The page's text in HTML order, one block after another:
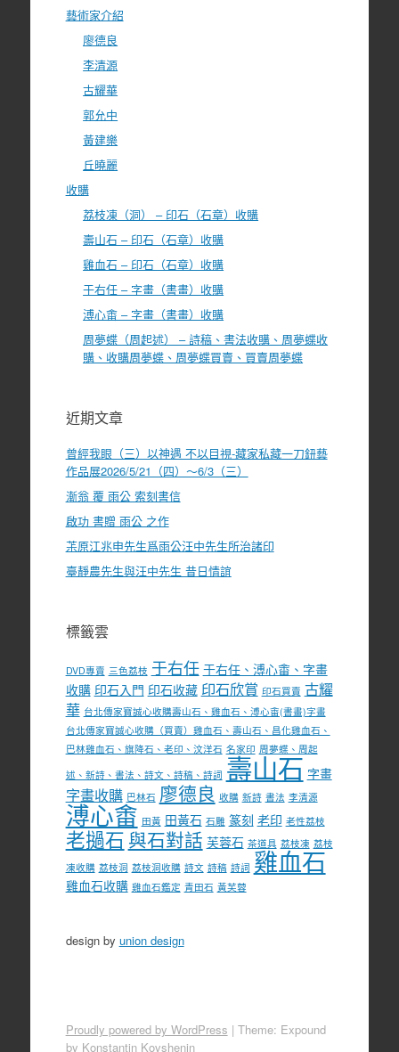
藝術家介紹
廖德良
李清源
古耀華
郭允中
黃建樂
丘曉麗
收購
荔枝凍（洞） – 印石（石章）收購
壽山石 – 印石（石章）收購
雞血石 – 印石（石章）收購
于右任 – 字畫（書畫）收購
溥心畬 – 字畫（書畫）收購
周夢蝶（周起述） – 詩稿、書法收購、周夢蝶收
購、收購周夢蝶、周夢蝶買賣、買賣周夢蝶
近期文章
曾經我眼（三）以神遇 不以目視-藏家私藏一刀鈕藝
作品展2026/5/21（四）～6/3（三）
漸翁 覆 雨公 索刻書信
啟功 書贈 雨公 之作
茮原江兆申先生爲雨公汪中先生所治諸印
臺靜農先生與汪中先生 昔日情誼
標籤雲
DVD專賣 三色荔枝 于右任 于右任、溥心畬、字畫
收購 印石入門 印石收藏 印石欣賞 印石買賣 古耀
華 台北傳家寶誠心收購壽山石、雞血石、溥心畬(書畫)字畫
台北傳家寶誠心收購（買賣）雞血石、壽山石、昌化雞血石、
巴林雞血石、旗降石、老印、汶洋石 名家印 周夢蝶、周起
述、新詩、書法、詩文、詩稿、詩詞 壽山石 字畫
字畫收購 巴林石 廖德良 收購 新詩 書法 李清源
溥心畬 田黃 田黃石 石雕 篆刻 老印 老性荔枝
老撾石 與石對話 芙蓉石 茶道具 荔枝凍 荔枝
凍收購 荔枝洞 荔枝洞收購 詩文 詩稿 詩詞 雞血石
雞血石收購 雞血石鑑定 青田石 黃芙蓉
design by union design
Proudly powered by WordPress | Theme: Expound
by Konstantin Kovshenin